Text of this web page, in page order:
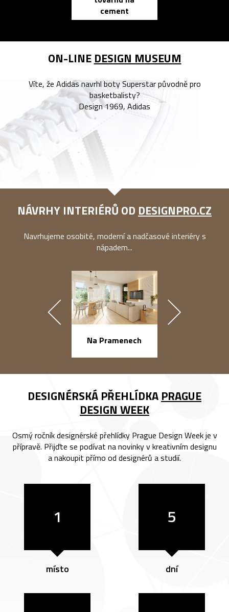
cement
ON-LINE DESIGN MUSEUM
Víte, že Adidas navrhl boty Superstar původně pro
basketbalisty?
Design 1969, Adidas
NÁVRHY INTERIÉRŮ OD DESIGNPRO.CZ
Navrhujeme osobité, moderní a nadčasové interiéry s
nápadem...
Na Pramenech
DESIGNÉRSKÁ PŘEHLÍDKA PRAGUE
DESIGN WEEK
Osmý ročník designérské přehlídky Prague Design Week je v
přípravě. Přijďte se podívat na novinky v kreativním designu
a nakoupit přímo od designérů a studií.
1
místo
5
dní